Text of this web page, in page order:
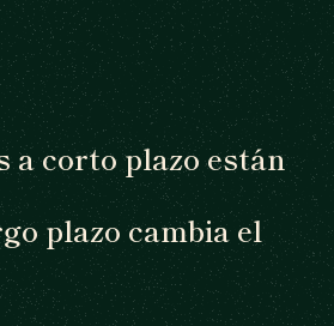
a corto plazo están
plazo cambia el